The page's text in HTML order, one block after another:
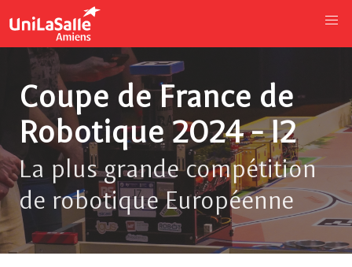
Coupe de France de
Robotique 2024 - I2
La plus grande compétition
de robotique Européenne